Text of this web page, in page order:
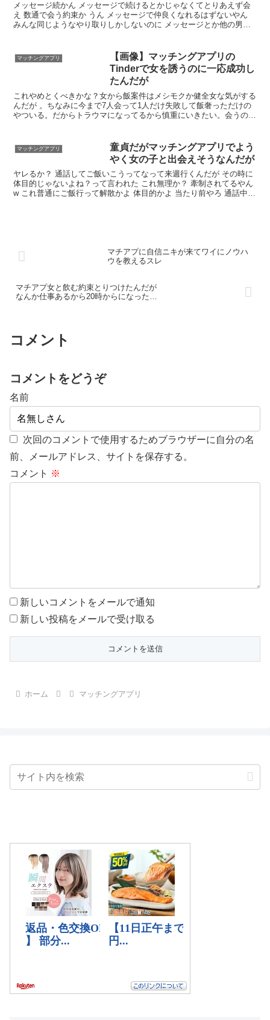
メッセージ続かん メッセージで続けるとかじゃなくてとりあえず会
え 数通で会う約束か うん メッセージで仲良くなれるはずないやん
みんな同じようなやり取りしかしないのに メッセージとか他の男と
マッチングアプリ
【画像】マッチングアプリの
Tinderで女を誘うのに一応成功し
たんだが
これやめとくべきかな？女から飯案件はメシモクか健全女な気がする
んだが 。ちなみに今まで7人会って1人だけ失敗して飯奢っただけの
やついる。だからトラウマになってるから慎重にいきたい。会うの
マッチングアプリ
童貞だがマッチングアプリでよう
やく女の子と出会えそうなんだが
ヤレるか？ 通話してご飯いこうってなって来週行くんだが その時に
体目的じゃないよね？って言われた これ無理か？ 牽制されてるやん
w これ普通にご飯行って解散かよ 体目的かよ 当たり前やろ 通話中ち
マチアプに自信ニキが来てワイにノウハ
ウを教えるスレ
マチアプ女と飲む約束とりつけたんだが
なんか仕事あるから20時からになった…
コメント
コメントをどうぞ
名前
次回のコメントで使用するためブラウザーに自分の名
前、メールアドレス、サイトを保存する。
コメント ※
新しいコメントをメールで通知
新しい投稿をメールで受け取る
ホーム マッチングアプリ